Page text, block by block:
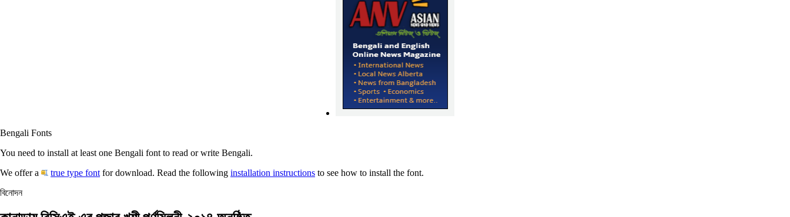
Bengali Fonts
You need to install at least one Bengali font to read or write Bengali.
We offer a
true type font for download. Read the following installation instructions to see how to install the font.
বিনোদন